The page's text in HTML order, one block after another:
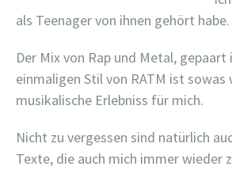
als Teenager von ihnen gehört habe.
Der Mix von Rap und Metal,
einmaligen Stil von RATM ist
musikalische Erlebniss für mich.
Nicht zu vergessen sind natürlich
Texte, die auch mich immer wieder